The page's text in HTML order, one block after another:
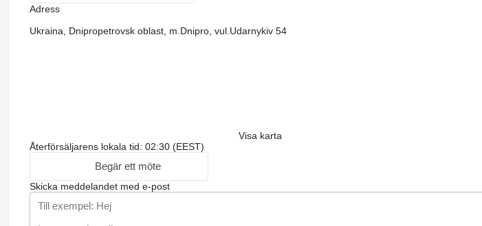
Adress
Ukraina, Dnipropetrovsk oblast, m.Dnipro, vul.Udarnykiv 54
Visa karta
Återförsäljarens lokala tid: 02:30 (EEST)
Begär ett möte
Skicka meddelandet med e-post